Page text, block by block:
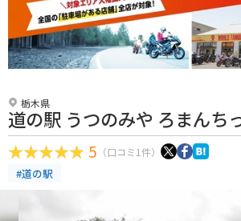
栃木県
道の駅 うつのみや ろまんち
5 （口コミ1件）
#道の駅